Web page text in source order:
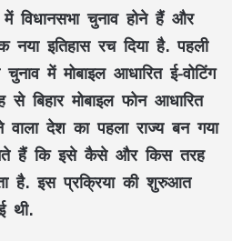
विधानसभा चुनाव होने हैं और
इतिहास रच दिया है. पहली
में मोबाइल आधारित ई-वोटिंग
बिहार मोबाइल फोन आधारित
वाला देश का पहला राज्य बन गया
हैं कि इसे कैसे और किस तरह
है. इस प्रक्रिया की शुरुआत
थी.